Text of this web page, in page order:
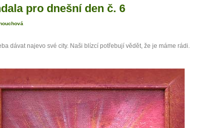
pro dnešní den č. 6
dávat najevo své city. Naši blízcí potřebují vědět, že je máme rádi.